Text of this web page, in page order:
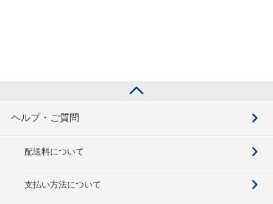
ヘルプ・ご質問
配送料について
支払い方法について